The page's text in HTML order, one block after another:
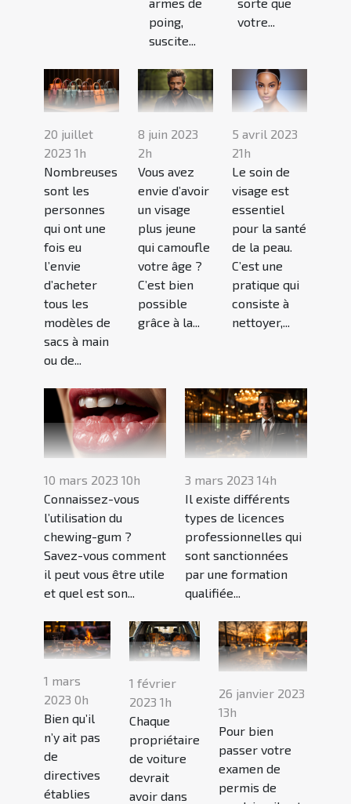
poing,
suscite...
votre...
20 juillet
2023 1h
Nombreuses
sont les
personnes
qui ont une
fois eu
l’envie
d’acheter
tous les
modèles de
sacs à main
ou de...
8 juin 2023
2h
Vous avez
envie d’avoir
un visage
plus jeune
qui camoufle
votre âge ?
C’est bien
possible
grâce à la...
5 avril 2023
21h
Le soin de
visage est
essentiel
pour la santé
de la peau.
C’est une
pratique qui
consiste à
nettoyer,...
10 mars 2023 10h
Connaissez-vous
l’utilisation du
chewing-gum ?
Savez-vous comment
il peut vous être utile
et quel est son...
3 mars 2023 14h
Il existe différents
types de licences
professionnelles qui
sont sanctionnées
par une formation
qualifiée...
1 mars
2023 0h
Bien qu’il
n’y ait pas
de
directives
établies
1 février
2023 1h
Chaque
propriétaire
de voiture
devrait
avoir dans
26 janvier 2023
13h
Pour bien
passer votre
examen de
permis de